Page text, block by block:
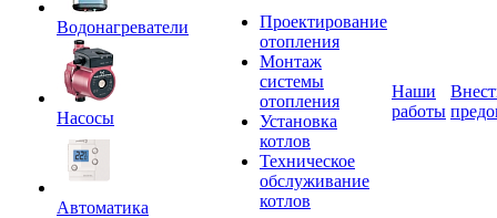
Водонагреватели
Насосы
Автоматика
Проектирование
отопления
Монтаж
системы
отопления
Установка
котлов
Техническое
обслуживание
котлов
Наши
работы